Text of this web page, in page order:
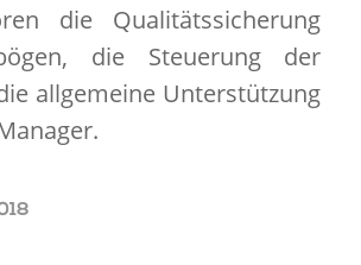
die Qualitätssicherung
die Steuerung der
allgemeine Unterstützung